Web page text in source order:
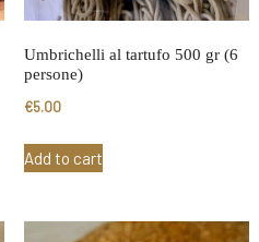
Umbrichelli al tartufo 500 gr (6
persone)
€5.00
Add to cart